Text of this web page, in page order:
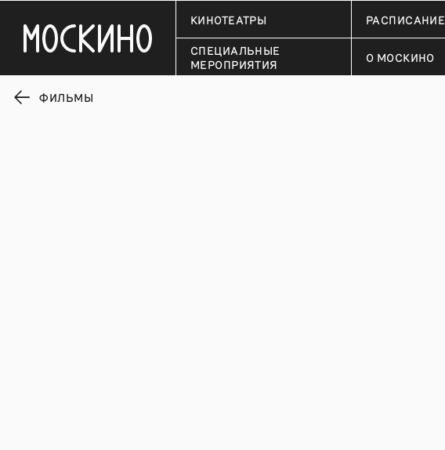
КИНОТЕАТРЫ РАСПИСАНИЕ
СПЕЦИАЛЬНЫЕ
МЕРОПРИЯТИЯ
О МОСКИНО
ФИЛЬМЫ